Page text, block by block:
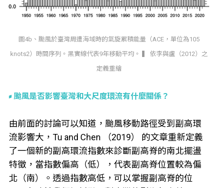
圖4b、颱風於臺灣周遭海域時的氣旋累積能量（ACE，單位為105
knots2）時間序列。黑實線代表9年移動平均。 ▍ 依李與盧（2012）之
定義重繪
颱風是否影響臺灣和大尺度環流有什麼關係？
由前面的討論可以知道，颱風移動路徑受到副高環
流影響大，Tu and Chen （2019） 的文章重新定義
了一個新的副高環流指數來診斷副高脊的南北擺盪
特徵，當指數偏高（低），代表副高脊位置較為偏
北（南）。透過指數高低，可以掌握副高脊的位